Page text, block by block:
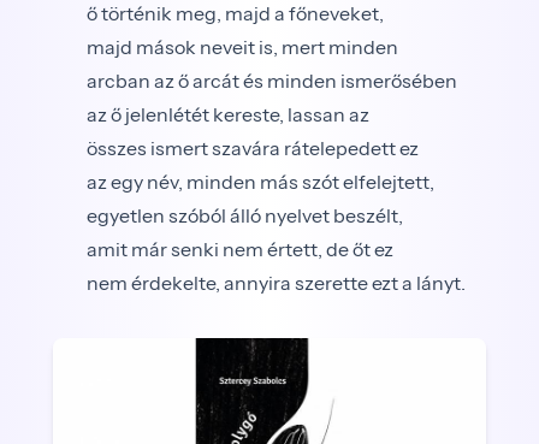
ő történik meg, majd a főneveket,
majd mások neveit is, mert minden
arcban az ő arcát és minden ismerősében
az ő jelenlétét kereste, lassan az
összes ismert szavára rátelepedett ez
az egy név, minden más szót elfelejtett,
egyetlen szóból álló nyelvet beszélt,
amit már senki nem értett, de őt ez
nem érdekelte, annyira szerette ezt a lányt.